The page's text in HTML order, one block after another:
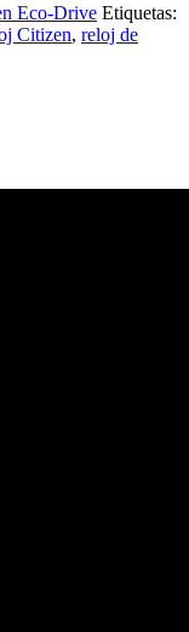
Eco-Drive Etiquetas:
Citizen, reloj de